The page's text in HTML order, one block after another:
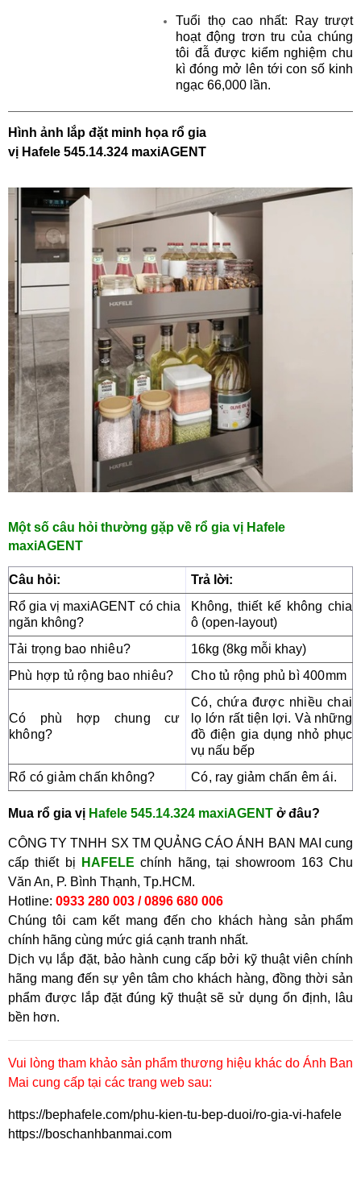
Tuổi thọ cao nhất: Ray trượt
hoạt động trơn tru của chúng
tôi đẫ được kiểm nghiệm chu
kìđóng mở lên tới con số kinh
ngạc 66,000 lần.
Hình ảnh lắp đặt minh họa rổ gia
vị Hafele 545.14.324 maxiAGENT
Một số câu hỏi thường gặp về rổ gia vị Hafele
maxiAGENT
Câu hỏi:
Trả lời:
Rổ gia vị maxiAGENT có chia
ngăn không?
Không, thiết kế không chia
ô (open-layout)
Tải trọng bao nhiêu?
16kg (8kg mỗi khay)
Phù hợp tủ rộng bao nhiêu?
Cho tủ rộng phủ bì 400mm
Có phù hợp chung cư
không?
Có, chứa được nhiều chai
lọ lớn rất tiện lợi. Và những
đồ điện gia dụng nhỏ phục
vụ nấu bếp
Rổ có giảm chấn không?
Có, ray giảm chấn êm ái.
Mua rổ gia vị Hafele 545.14.324 maxiAGENT ởđâu?
CÔNG TY TNHH SX TM QUẢNG CÁO ÁNH BAN MAI cung
cấp thiết bị
HAFELE chính hãng, tại showroom 163 Chu
Văn An, P. Bình Thạnh, Tp.HCM.
Hotline: 0933 280 003 / 0896 680 006
Chúng tôi cam kết mang đến cho khách hàng sản phẩm
chính hãng cùng mức giá cạnh tranh nhất.
Dịch vụ lắp đặt, bảo hành cung cấp bởi kỹ thuật viên chính
hãng mang đến sự yên tâm cho khách hàng, đồng thời sản
phẩm được lắp đặt đúng kỹ thuật sẽ sử dụng ổn định, lâu
bền hơn.
Vui lòng tham khảo sản phẩm thương hiệu khác do Ánh Ban
Mai cung cấp tại các trang web sau:
https://bephafele.com/phu-kien-tu-bep-duoi/ro-gia-vi-hafele
https://boschanhbanmai.com